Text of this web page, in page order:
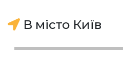
В місто Київ